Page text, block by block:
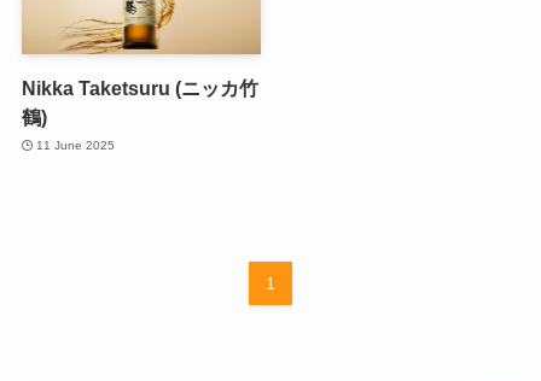
Nikka Taketsuru (ニッカ竹
鶴)
11 June 2025
1